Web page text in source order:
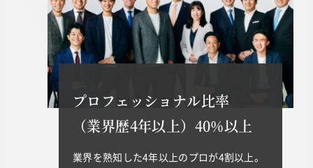
プロフェッショナル比率
（業界歴4年以上）40%以上
業界を熟知した4年以上のプロが4割以上。